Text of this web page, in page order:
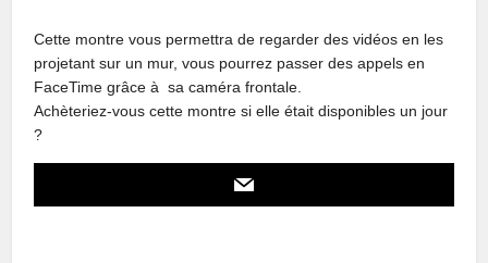
Cette montre vous permettra de regarder des vidéos en les
projetant sur un mur, vous pourrez passer des appels en
FaceTime grâce à sa caméra frontale.
Achèteriez-vous cette montre si elle était disponibles un jour
?